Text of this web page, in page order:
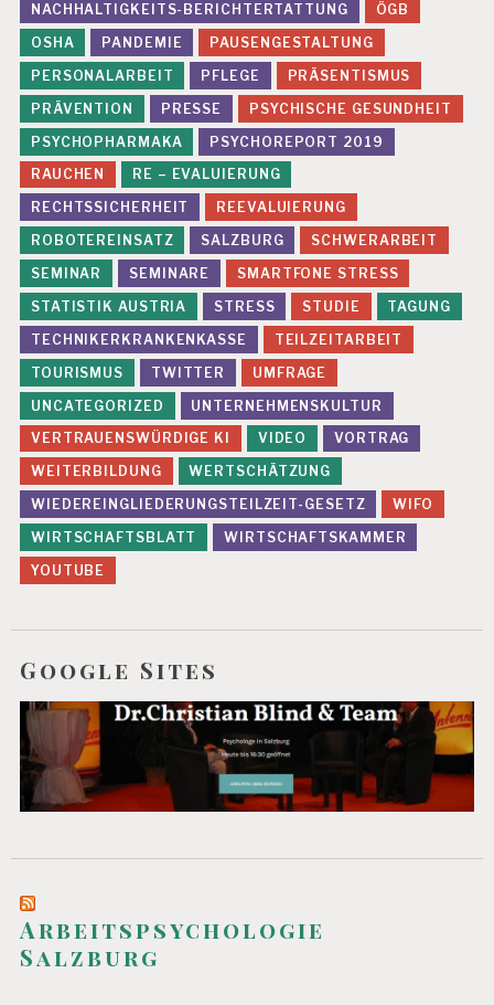
NACHHALTIGKEITS-BERICHTERTATTUNG
ÖGB
OSHA
PANDEMIE
PAUSENGESTALTUNG
PERSONALARBEIT
PFLEGE
PRÄSENTISMUS
PRÄVENTION
PRESSE
PSYCHISCHE GESUNDHEIT
PSYCHOPHARMAKA
PSYCHOREPORT 2019
RAUCHEN
RE – EVALUIERUNG
RECHTSSICHERHEIT
REEVALUIERUNG
ROBOTEREINSATZ
SALZBURG
SCHWERARBEIT
SEMINAR
SEMINARE
SMARTFONE STRESS
STATISTIK AUSTRIA
STRESS STUDIE
TAGUNG
TECHNIKERKRANKENKASSE
TEILZEITARBEIT
TOURISMUS
TWITTER
UMFRAGE
UNCATEGORIZED
UNTERNEHMENSKULTUR
VERTRAUENSWÜRDIGE KI
VIDEO
VORTRAG
WEITERBILDUNG
WERTSCHÄTZUNG
WIEDEREINGLIEDERUNGSTEILZEIT-GESETZ
WIFO
WIRTSCHAFTSBLATT
WIRTSCHAFTSKAMMER
YOUTUBE
Google Sites
Arbeitspsychologie
Salzburg